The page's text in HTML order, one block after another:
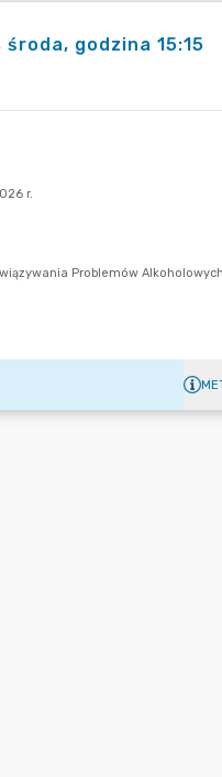
godzina 15:15